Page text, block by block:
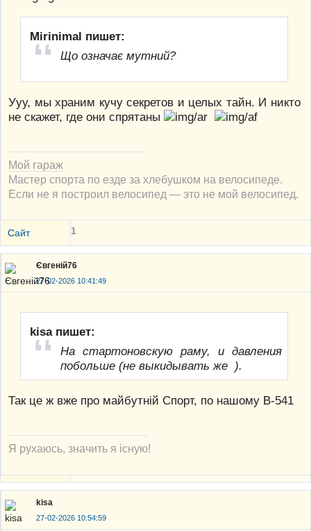
Mirinimal пишет:
Що означає мутний?
Ууу, мы храним кучу секретов и целых тайн. И никто
не скажет, где они спрятаны
Мой гараж
Мастер спорта по езде за хлебушком на велосипеде.
Если не я построил велосипед — это не мой велосипед.
Сайт 1
Євгеній76
27-02-2026 10:41:49
kisa пишет:
На стартоновскую раму, и давления
побольше (не выкидывать же ).
Так це ж вже про майбутній Спорт, по нашому В-541
Я рухаюсь, значить я існую!
kisa
27-02-2026 10:54:59